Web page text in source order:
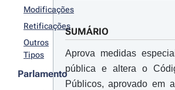
Modificações
Retificações
Outros
Tipos
Parlamento
SUMÁRIO
Aprova medidas
pública e altera o
Públicos, aprovado em